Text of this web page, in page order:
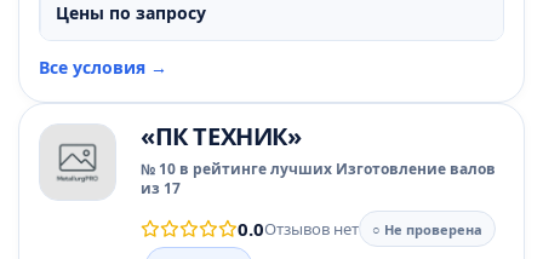
Цены по запросу
Все условия →
«ПК ТЕХНИК»
№ 10 в рейтинге лучших Изготовление валов
из 17
0.0Отзывов нет
○ Не проверена